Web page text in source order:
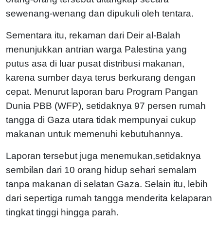
sewenang-wenang dan dipukuli oleh tentara.
Sementara itu, rekaman dari Deir al-Balah
menunjukkan antrian warga Palestina yang
putus asa di luar pusat distribusi makanan,
karena sumber daya terus berkurang dengan
cepat. Menurut laporan baru Program Pangan
Dunia PBB (WFP), setidaknya 97 persen rumah
tangga di Gaza utara tidak mempunyai cukup
makanan untuk memenuhi kebutuhannya.
Laporan tersebut juga menemukan,setidaknya
sembilan dari 10 orang hidup sehari semalam
tanpa makanan di selatan Gaza. Selain itu, lebih
dari sepertiga rumah tangga menderita kelaparan
tingkat tinggi hingga parah.